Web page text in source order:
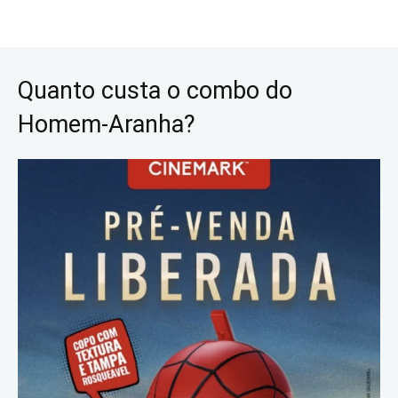
Quanto custa o combo do
Homem-Aranha?